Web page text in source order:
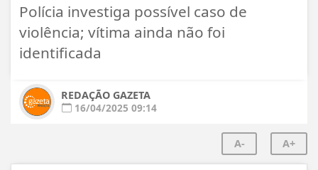
Polícia investiga possível caso de
violência; vítima ainda não foi
identificada
REDAÇÃO GAZETA
16/04/2025 09:14
A- A+